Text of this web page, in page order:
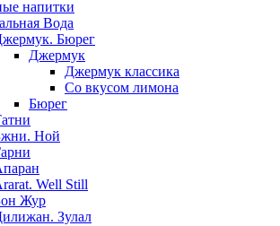
напитки
Вода
Бюрег
Джермук
Джермук классика
Со вкусом лимона
Бюрег
Ной
Well Still
Жур
Зулал